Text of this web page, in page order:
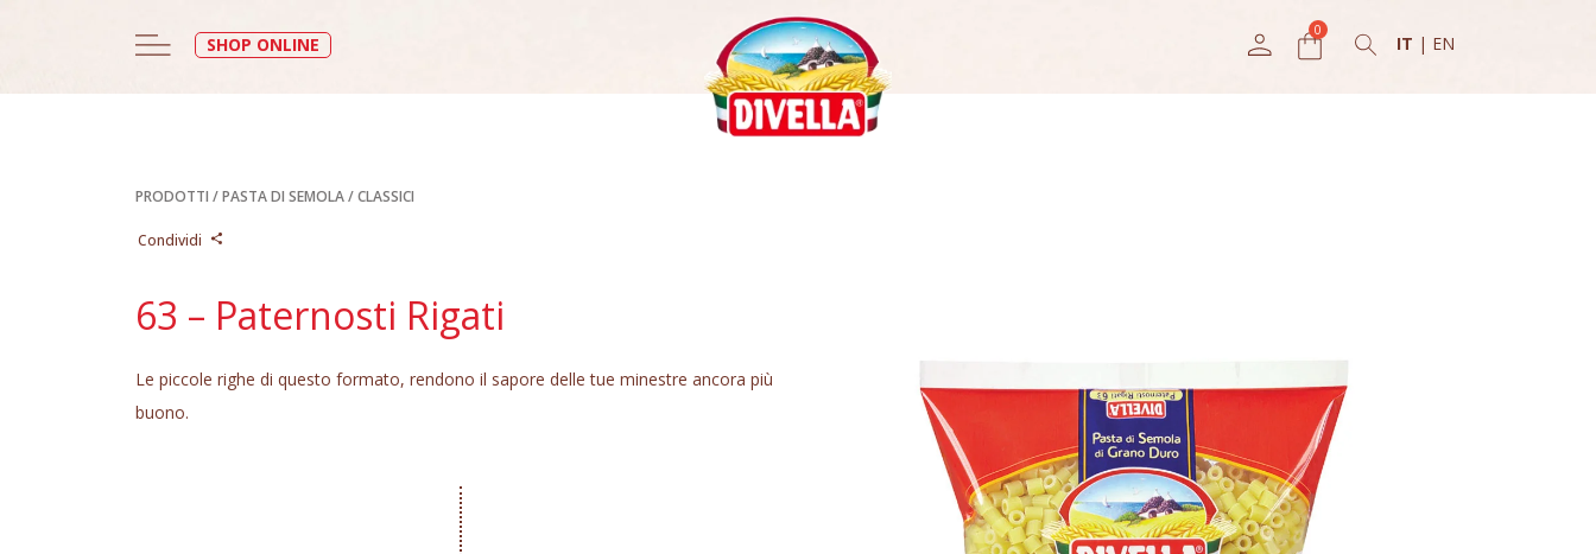
SHOP ONLINE IT | EN
PRODOTTI /PASTA DI SEMOLA/CLASSICI
Condividi
63 – Paternosti Rigati
Le piccole righe di questo formato, rendono il sapore delle tue minestre ancora più
buono.